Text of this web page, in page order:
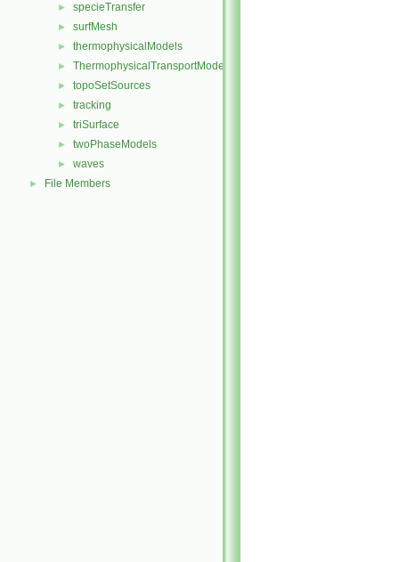
► specieTransfer
► surfMesh
► thermophysicalModels
► ThermophysicalTransportModels
► topoSetSources
► tracking
► triSurface
► twoPhaseModels
► waves
► File Members